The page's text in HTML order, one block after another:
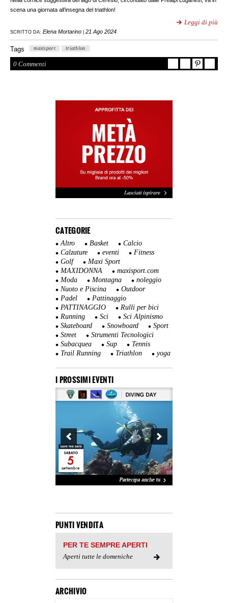
scena una giornata all’insegna del triathlon!
Leggi di più
SCRITTO DA: Elena Mortarino 21 Ago 2024
Tags maxisport triathlon
0 Commenti
CATEGORIE
Altro Basket
Calcio
Calzature
eventi
Fitness
Golf
Maxi Sport
MAXIDONNA
maxisport.com
Moda
Montagna
noleggio
Nuoto e Piscina
Outdoor
Padel
Pattinaggio
PATTINAGGIO
Rulli per bici
Running
Sci
Sci Alpinismo
Skateboard
Snowboard
Sport
Street
Strumenti Tecnologici
Subacquea
Sup
Tennis
Trail Running
Triathlon yoga
I PROSSIMI EVENTI
PUNTI VENDITA
PER TE SEMPRE APERTI
Aperti tutte le domeniche
ARCHIVIO